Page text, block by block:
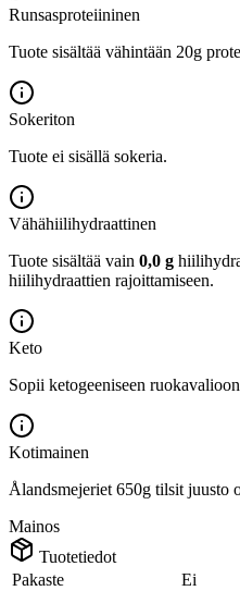
Runsasproteiininen
Tuote sisältää vähintään 20g
Sokeriton
Tuote ei sisällä sokeria.
Vähähiilihydraattinen
Tuote sisältää vain 0,0 g
hiilihydraattien rajoittamiseen.
Keto
Sopii ketogeeniseen
Kotimainen
Ålandsmejeriet 650g tilsit juusto
Mainos
Tuotetiedot
Pakaste
Ei